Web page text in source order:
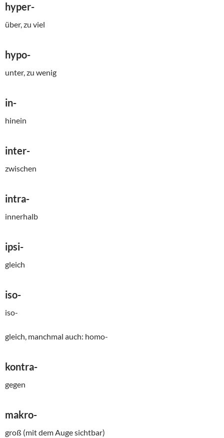
hyper-
über, zu viel
hypo-
unter, zu wenig
in-
hinein
inter-
zwischen
intra-
innerhalb
ipsi-
gleich
iso-
iso-
gleich, manchmal auch: homo-
kontra-
gegen
makro-
groß (mit dem Auge sichtbar)